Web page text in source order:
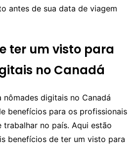
antes de sua data de viagem
ter um visto para
no Canadá
digitais no Canadá
benefícios para os profissionais
trabalhar no país. Aqui estão
benefícios de ter um visto para